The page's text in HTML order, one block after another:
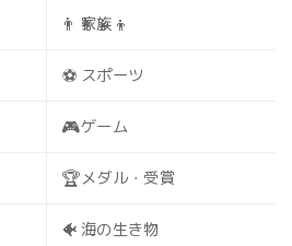
👨‍👩‍👧‍👦
家族
⚽ スポーツ
🎮ゲーム
🏆メダル・受賞
🐠 海の生き物